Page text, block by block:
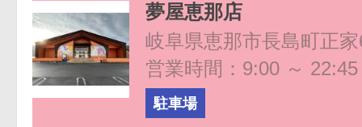
夢屋恵那店
岐阜県恵那市長島町正
営業時間：9:00 ～ 22:45
駐車場